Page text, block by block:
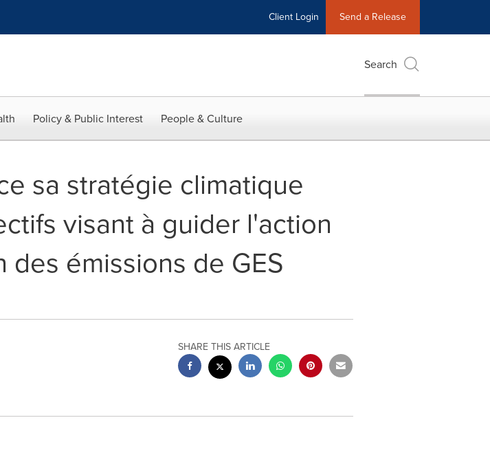
Client Login Send a Release
Search
Policy & Public Interest People & Culture
sa stratégie climatique
visant à guider l'action
émissions de GES
SHARE THIS ARTICLE